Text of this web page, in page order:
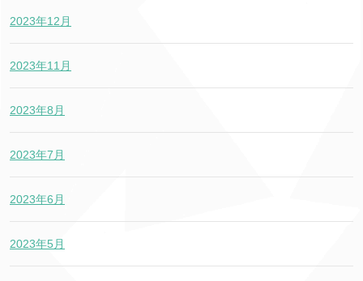
2023年12月
2023年11月
2023年8月
2023年7月
2023年6月
2023年5月